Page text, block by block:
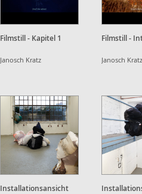
Filmstill - Kapitel 1
Janosch Kratz
Filmstill -
Janosch Kratz
Installationsansicht